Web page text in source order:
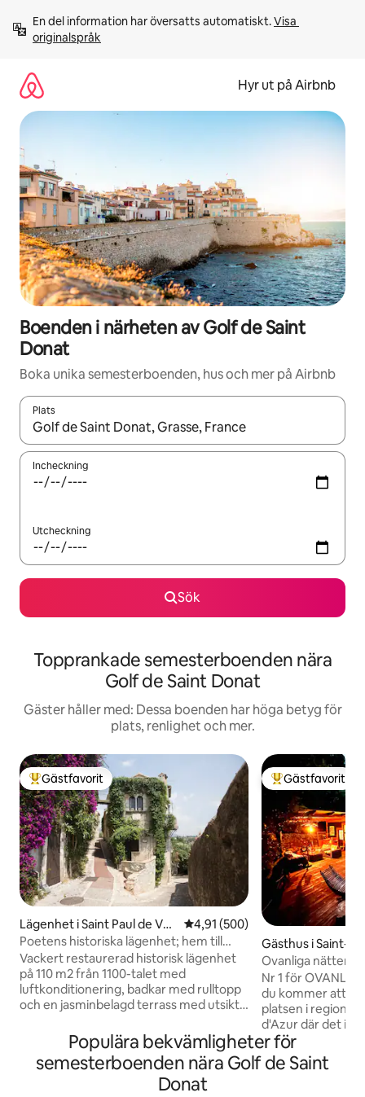
innehåll
En del information har översatts automatiskt. Visa
originalspråk
Hyr ut på Airbnb
Boenden i närheten av Golf de Saint
Donat
Boka unika semesterboenden, hus och mer på Airbnb
Plats
När resultaten är tillgängliga kan du navigera med upp- och
Incheckning
Utcheckning
Sök
Topprankade semesterboenden nära
Golf de Saint Donat
Gäster håller med: Dessa boenden har höga betyg för
plats, renlighet och mer.
Populär gästfavorit
Gästfavorit
Lägenhet i Saint Paul de Ven
ce
4,91 av 5 i genomsnittligt
4,91 (500)
Poetens historiska lägenhet; hem till
Jacques Prevert
Vackert restaurerad historisk lägenhet
på 110 m2 från 1100-talet med
luftkonditionering, badkar med rulltopp
och en jasminbelagd terrass med utsikt
medeltida by som ägdes och beboddes
under 1940-talet av den legendariska
franska poeten, författaren och
manusförfattaren Jacques Prévert.
Populär
Gästfavorit
Gästhus i Saint-
ar
Ovanliga nätter i
Nr 1 för
du kommer att
platsen i
d'Azur där det
radie av 500
över vår
200 m² upphöjd
Populära bekvämligheter för
semesterboenden nära Golf de Saint
Donat